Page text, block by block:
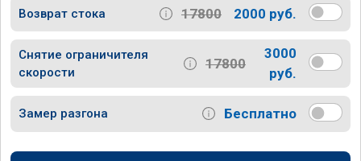
Возврат стока 17800 2000 руб.
Снятие ограничителя
скорости
17800
3000
руб.
Замер разгона Бесплатно